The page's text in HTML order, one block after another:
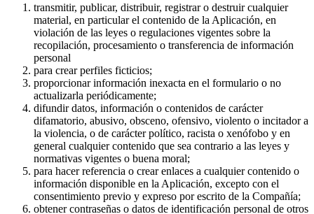
transmitir, publicar, distribuir, registrar o destruir cualquier
material, en particular el contenido de la Aplicación, en
violación de las leyes o regulaciones vigentes sobre la
recopilación, procesamiento o transferencia de información
personal
para crear perfiles ficticios;
proporcionar información inexacta en el formulario o no
actualizarla periódicamente;
difundir datos, información o contenidos de carácter
difamatorio, abusivo, obsceno, ofensivo, violento o incitador a
la violencia, o de carácter político, racista o xenófobo y en
general cualquier contenido que sea contrario a las leyes y
normativas vigentes o buena moral;
para hacer referencia o crear enlaces a cualquier contenido o
información disponible en la Aplicación, excepto con el
consentimiento previo y expreso por escrito de la Compañía;
obtener contraseñas o datos de identificación personal de otros